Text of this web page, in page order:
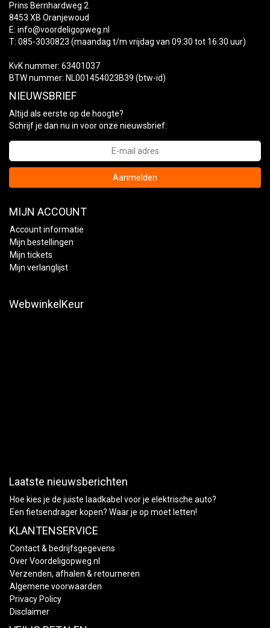
Prins Bernhardweg 2
8453 XB Oranjewoud
E: info@voordeligopweg.nl
T: 085-3030823 (maandag t/m vrijdag van 09:30 tot 16:30 uur)
KvK nummer: 63401037
BTW nummer: NL001454023B39 (btw-id)
NIEUWSBRIEF
Altijd als eerste op de hoogte?
Schrijf je dan nu in voor onze nieuwsbrief:
Aanmelden
MIJN ACCOUNT
Account informatie
Mijn bestellingen
Mijn tickets
Mijn verlanglijst
WebwinkelKeur
Laatste nieuwsberichten
Hoe kies je de juiste laadkabel voor je elektrische auto?
Een fietsendrager kopen? Waar je op moet letten!
KLANTENSERVICE
Contact & bedrijfsgegevens
Over Voordeligopweg.nl
Verzenden, afhalen & retourneren
Algemene voorwaarden
Privacy Policy
Disclaimer